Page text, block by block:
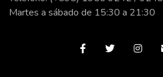
Martes a sábado de 15:30 a 21:30